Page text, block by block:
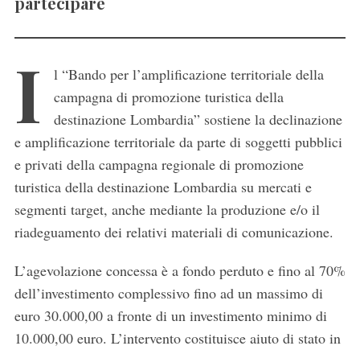
I
l “Bando per l’amplificazione territoriale della
campagna di promozione turistica della
destinazione Lombardia” sostiene la declinazione
e amplificazione territoriale da parte di soggetti pubblici
e privati della campagna regionale di promozione
turistica della destinazione Lombardia su mercati e
segmenti target, anche mediante la produzione e/o il
riadeguamento dei relativi materiali di comunicazione.
L’agevolazione concessa è a fondo perduto e fino al 70%
dell’investimento complessivo fino ad un massimo di
euro 30.000,00 a fronte di un investimento minimo di
10.000,00 euro. L’intervento costituisce aiuto di stato in